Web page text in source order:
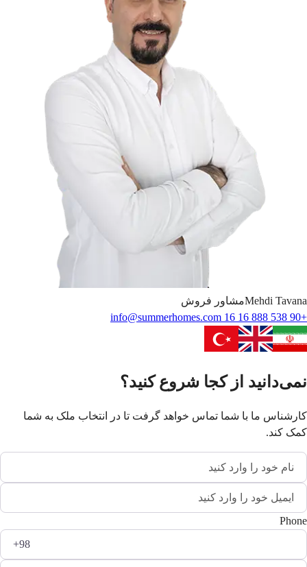
Mehdi Tavana
مشاور فروش
+90 538 888 16 16
info@summerhomes.com
نمی‌دانید از کجا شروع کنید؟
کارشناس ما با شما تماس خواهد گرفت تا در انتخاب ملک به شما
کمک کند.
Phone